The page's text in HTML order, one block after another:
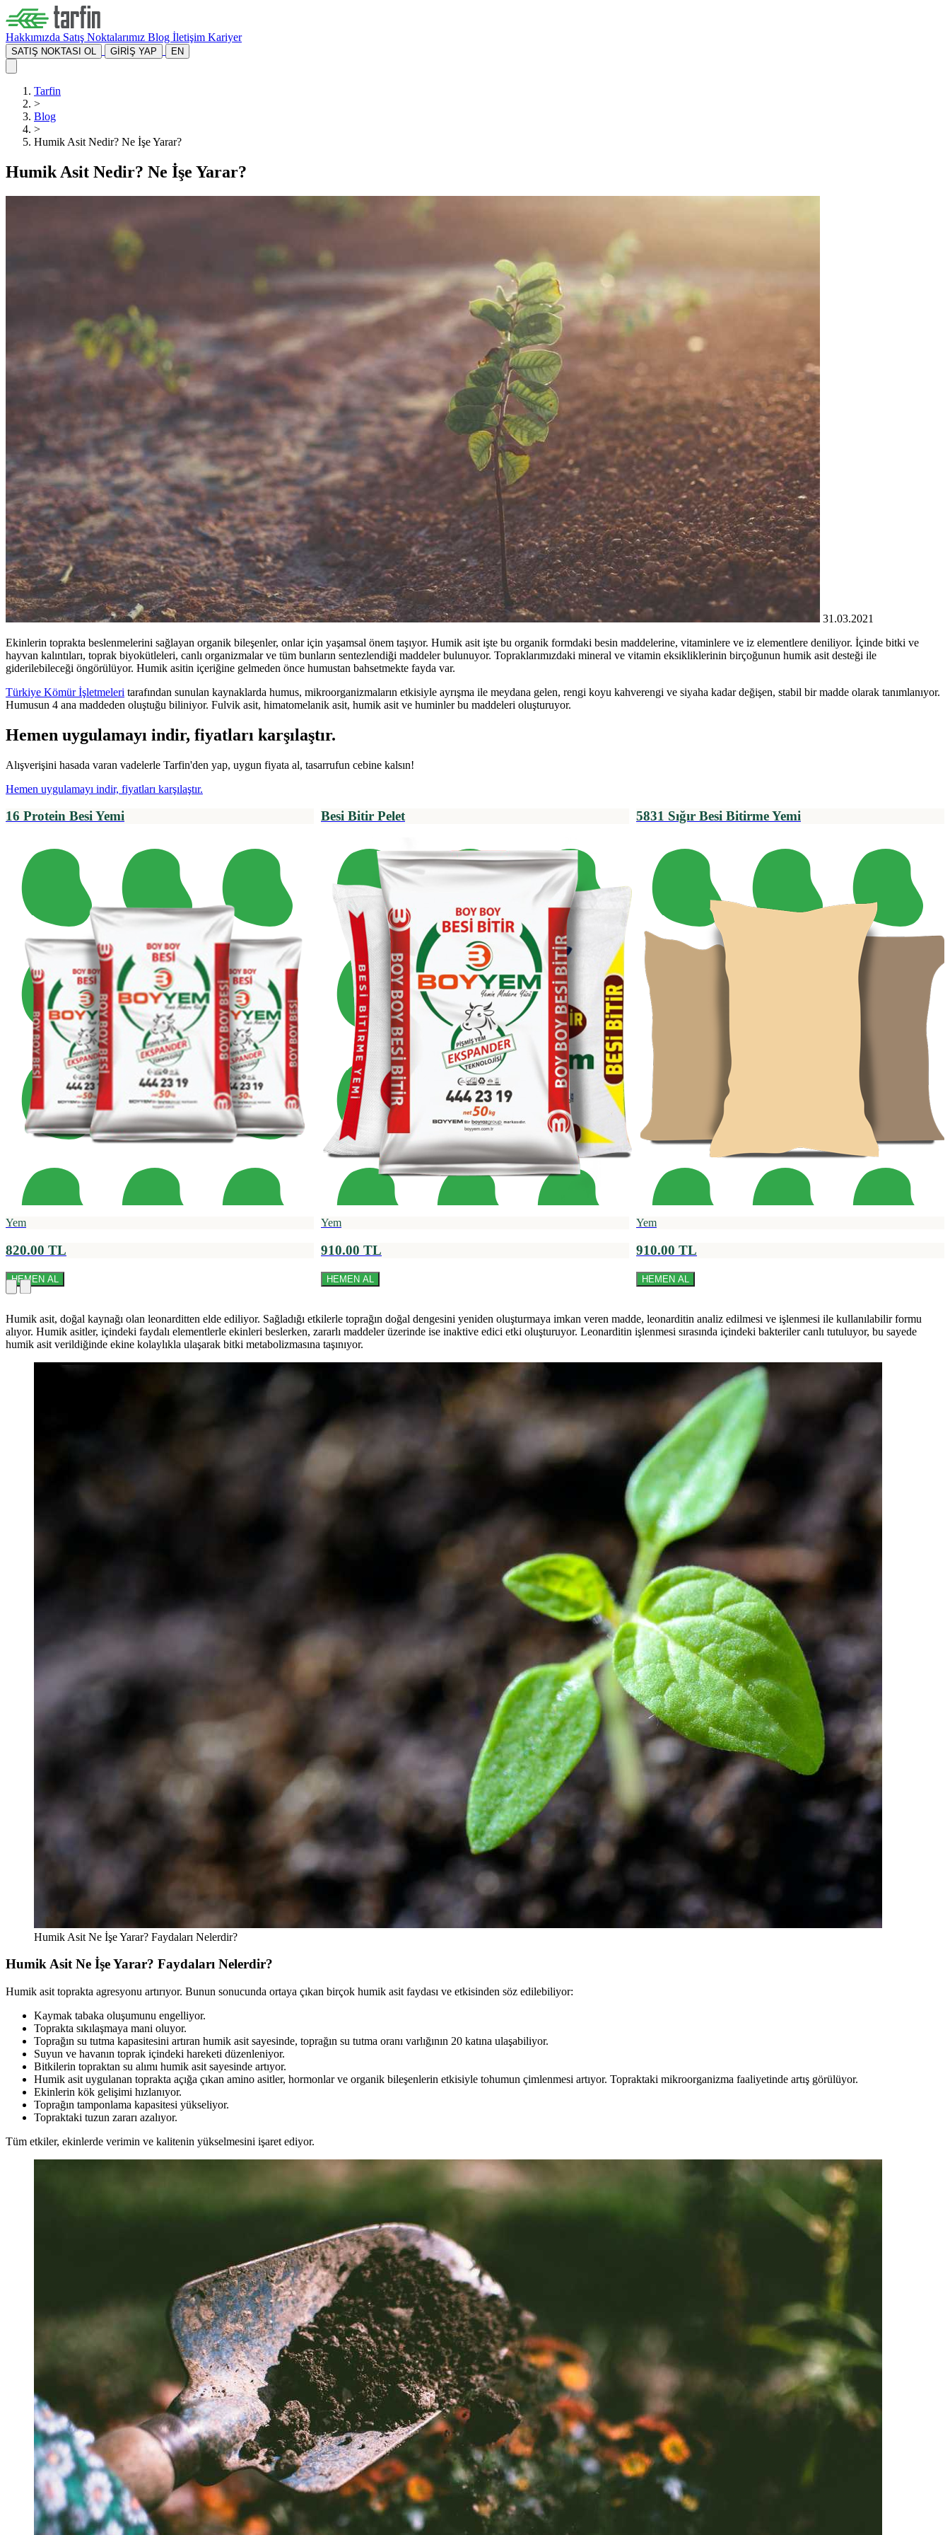
Hakkımızda Satış Noktalarımız Blog İletişim Kariyer
SATIŞ NOKTASI OL GİRİŞ YAP EN
Tarfin
>
Blog
>
Humik Asit Nedir? Ne İşe Yarar?
Humik Asit Nedir? Ne İşe Yarar?
31.03.2021
Ekinlerin toprakta beslenmelerini sağlayan organik bileşenler, onlar için yaşamsal önem taşıyor. Humik asit işte bu organik formdaki besin maddelerine, vitaminlere ve iz elementlere deniliyor. İçinde bitki ve
hayvan kalıntıları, toprak biyokütleleri, canlı organizmalar ve tüm bunların sentezlendiği maddeler bulunuyor. Topraklarımızdaki mineral ve vitamin eksikliklerinin birçoğunun humik asit desteği ile
giderilebileceği öngörülüyor. Humik asitin içeriğine gelmeden önce humustan bahsetmekte fayda var.
Türkiye Kömür İşletmeleri tarafından sunulan kaynaklarda humus, mikroorganizmaların etkisiyle ayrışma ile meydana gelen, rengi koyu kahverengi ve siyaha kadar değişen, stabil bir madde olarak tanımlanıyor.
Humusun 4 ana maddeden oluştuğu biliniyor. Fulvik asit, himatomelanik asit, humik asit ve huminler bu maddeleri oluşturuyor.
Hemen uygulamayı indir, fiyatları karşılaştır.
Alışverişini hasada varan vadelerle Tarfin'den yap, uygun fiyata al, tasarrufun cebine kalsın!
Hemen uygulamayı indir, fiyatları karşılaştır.
16 Protein Besi Yemi
Yem
820.00 TL
HEMEN AL
Besi Bitir Pelet
Yem
910.00 TL
HEMEN AL
5831 Sığır Besi Bitirme Yemi
Yem
910.00 TL
HEMEN AL
Humik asit, doğal kaynağı olan leonarditten elde ediliyor. Sağladığı etkilerle toprağın doğal dengesini yeniden oluşturmaya imkan veren madde, leonarditin analiz edilmesi ve işlenmesi ile kullanılabilir formu
alıyor. Humik asitler, içindeki faydalı elementlerle ekinleri beslerken, zararlı maddeler üzerinde ise inaktive edici etki oluşturuyor. Leonarditin işlenmesi sırasında içindeki bakteriler canlı tutuluyor, bu sayede
humik asit verildiğinde ekine kolaylıkla ulaşarak bitki metabolizmasına taşınıyor.
Humik Asit Ne İşe Yarar? Faydaları Nelerdir?
Humik Asit Ne İşe Yarar? Faydaları Nelerdir?
Humik asit toprakta agresyonu artırıyor. Bunun sonucunda ortaya çıkan birçok humik asit faydası ve etkisinden söz edilebiliyor:
Kaymak tabaka oluşumunu engelliyor.
Toprakta sıkılaşmaya mani oluyor.
Toprağın su tutma kapasitesini artıran humik asit sayesinde, toprağın su tutma oranı varlığının 20 katına ulaşabiliyor.
Suyun ve havanın toprak içindeki hareketi düzenleniyor.
Bitkilerin topraktan su alımı humik asit sayesinde artıyor.
Humik asit uygulanan toprakta açığa çıkan amino asitler, hormonlar ve organik bileşenlerin etkisiyle tohumun çimlenmesi artıyor. Topraktaki mikroorganizma faaliyetinde artış görülüyor.
Ekinlerin kök gelişimi hızlanıyor.
Toprağın tamponlama kapasitesi yükseliyor.
Topraktaki tuzun zararı azalıyor.
Tüm etkiler, ekinlerde verimin ve kalitenin yükselmesini işaret ediyor.